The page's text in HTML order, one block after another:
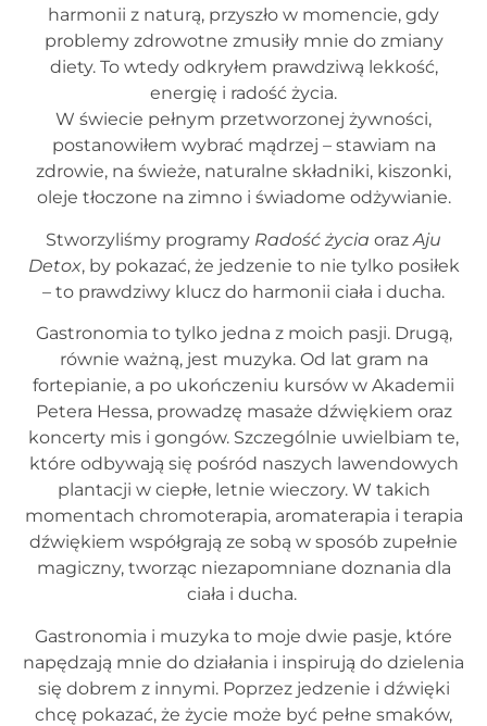
harmonii z naturą, przyszło w momencie, gdy
problemy zdrowotne zmusiły mnie do zmiany
diety. To wtedy odkryłem prawdziwą lekkość,
energię i radość życia.
W świecie pełnym przetworzonej żywności,
postanowiłem wybrać mądrzej – stawiam na
zdrowie, na świeże, naturalne składniki, kiszonki,
oleje tłoczone na zimno i świadome odżywianie.
Stworzyliśmy programy Radość życia orazAju
Detox, by pokazać, że jedzenie to nie tylko posiłek
– to prawdziwy klucz do harmonii ciała i ducha.
Gastronomia to tylko jedna z moich pasji. Drugą,
równie ważną, jest muzyka. Od lat gram na
fortepianie, a po ukończeniu kursów w Akademii
Petera Hessa, prowadzę masaże dźwiękiem oraz
koncerty mis i gongów. Szczególnie uwielbiam te,
które odbywają się pośród naszych lawendowych
plantacji w ciepłe, letnie wieczory. W takich
momentach chromoterapia, aromaterapia i terapia
dźwiękiem współgrają ze sobą w sposób zupełnie
magiczny, tworząc niezapomniane doznania dla
ciała i ducha.
Gastronomia i muzyka to moje dwie pasje, które
napędzają mnie do działania i inspirują do dzielenia
się dobrem z innymi. Poprzez jedzenie i dźwięki
chcę pokazać, że życie może być pełne smaków,